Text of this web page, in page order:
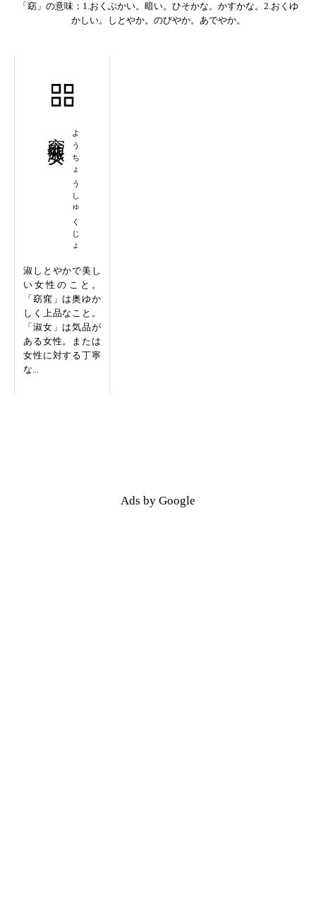
「窈」の意味：1.おくぶかい。暗い。ひそかな。かすかな。2.おくゆ
かしい。しとやか。のびやか。あでやか。
ようちょうしゅくじょ
淑しとやかで美し
い女性のこと。
「窈窕」は奥ゆか
しく上品なこと。
「淑女」は気品が
ある女性。または
女性に対する丁寧
な...
Ads by Google